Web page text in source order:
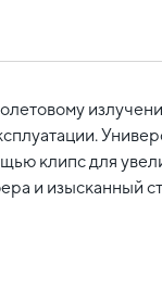
клипс для
и изысканный